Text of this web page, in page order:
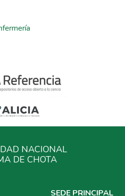
NACIONAL
DE CHOTA
SEDE PRINCIPAL